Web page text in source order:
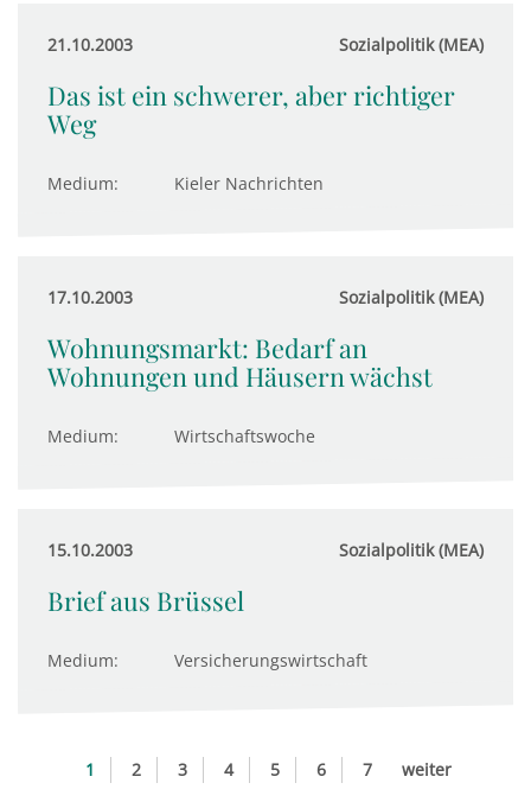
21.10.2003 Sozialpolitik (MEA)
Das ist ein schwerer, aber richtiger
Weg
Medium: Kieler Nachrichten
17.10.2003 Sozialpolitik (MEA)
Wohnungsmarkt: Bedarf an
Wohnungen und Häusern wächst
Medium: Wirtschaftswoche
15.10.2003 Sozialpolitik (MEA)
Brief aus Brüssel
Medium: Versicherungswirtschaft
1 2 3 4 5 6 7 weiter